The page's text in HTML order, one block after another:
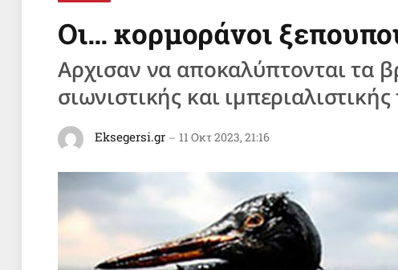
Οι… κορμοράνοι
Αρχισαν να αποκαλύπτονται τα
σιωνιστικής και
Eksegersi.gr 11 Οκτ 2023, 21:16